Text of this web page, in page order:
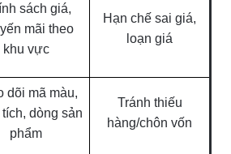
sách giá,
mãi theo
khu vực
Hạn chế sai giá,
loạn giá
dõi mã màu,
dòng sản
phẩm
Tránh thiếu
hàng/chôn vốn